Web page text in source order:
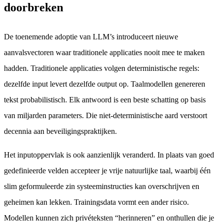
doorbreken
De toenemende adoptie van LLM’s introduceert nieuwe
aanvalsvectoren waar traditionele applicaties nooit mee te maken
hadden. Traditionele applicaties volgen deterministische regels:
dezelfde input levert dezelfde output op. Taalmodellen genereren
tekst probabilistisch. Elk antwoord is een beste schatting op basis
van miljarden parameters. Die niet-deterministische aard verstoort
decennia aan beveiligingspraktijken.
Het inputoppervlak is ook aanzienlijk veranderd. In plaats van goed
gedefinieerde velden accepteer je vrije natuurlijke taal, waarbij één
slim geformuleerde zin systeeminstructies kan overschrijven en
geheimen kan lekken. Trainingsdata vormt een ander risico.
Modellen kunnen zich privéteksten “herinneren” en onthullen die je